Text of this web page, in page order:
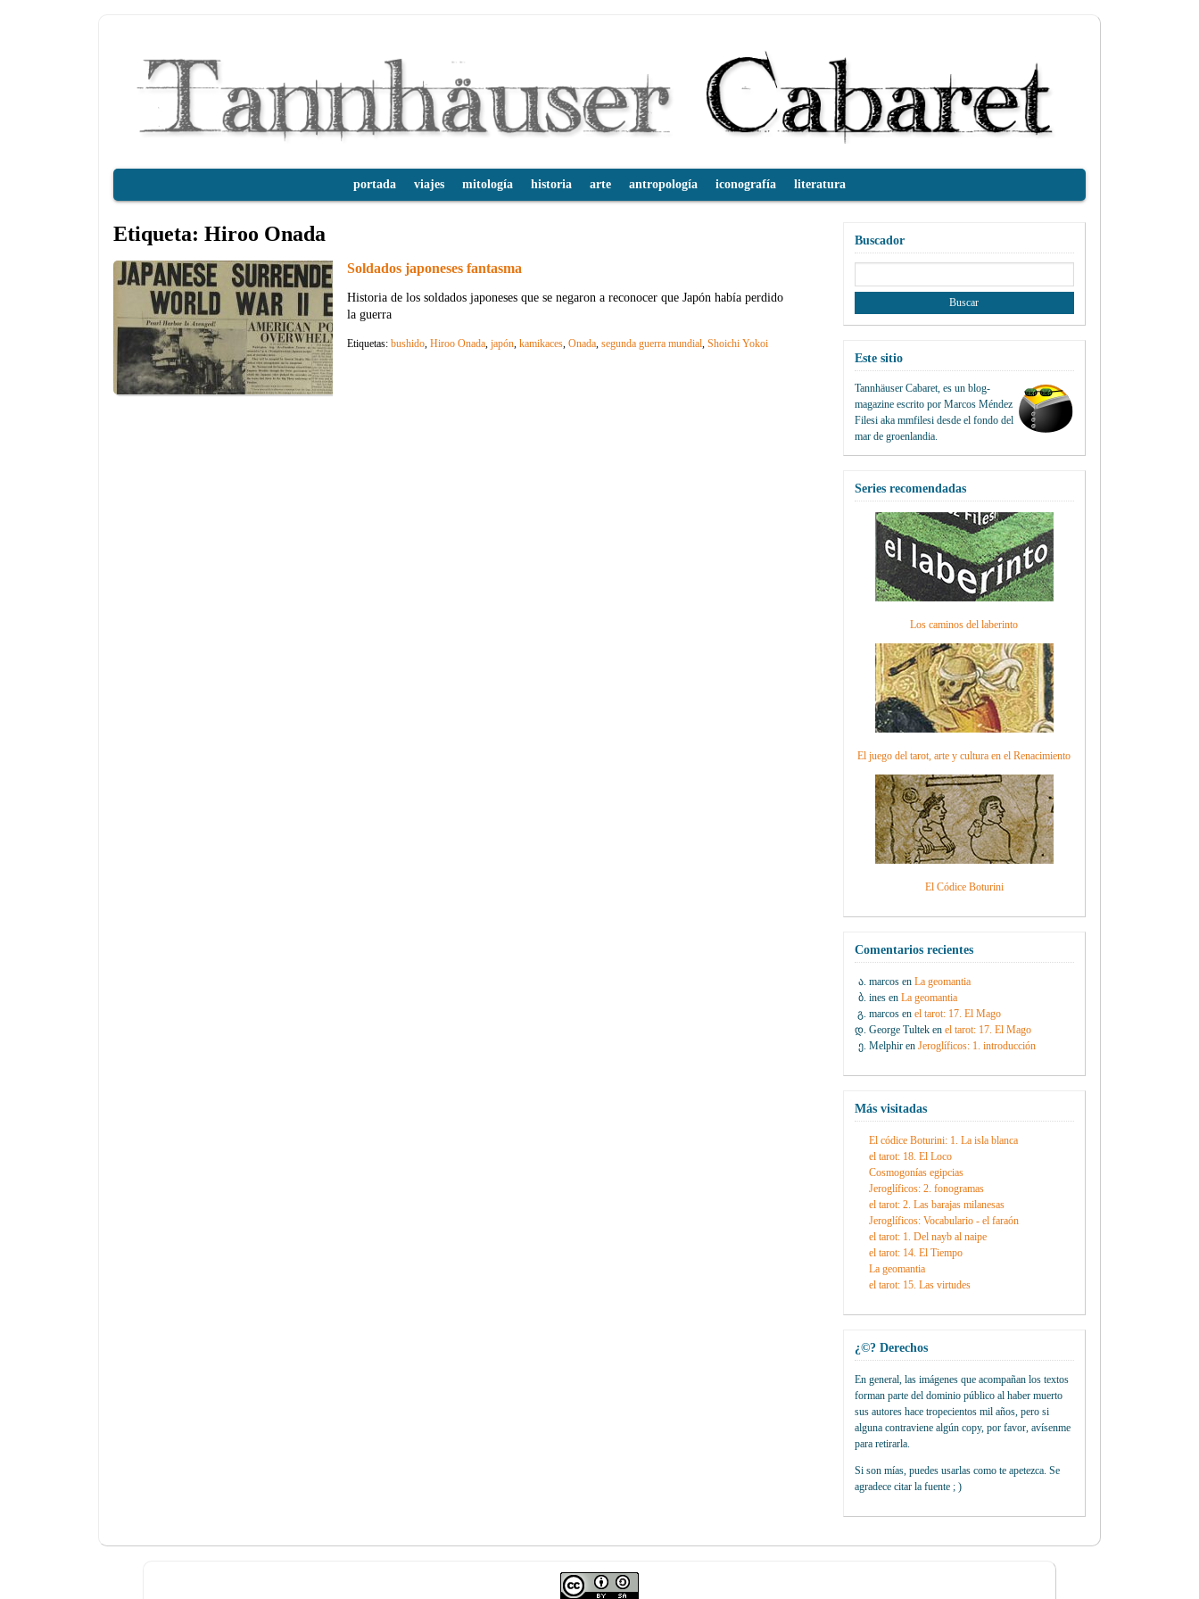
portada viajes mitología historia arte antropología iconografía literatura
Etiqueta: Hiroo Onada
Soldados japoneses fantasma
Historia de los soldados japoneses que se negaron a reconocer que Japón había perdido
la guerra
Etiquetas:bushido,Hiroo Onada,japón,kamikaces,Onada,segunda guerra mundial,Shoichi Yokoi
Buscador
Este sitio
Tannhäuser Cabaret, es un blog-
magazine escrito por Marcos Méndez
Filesiaka mmfilesi desde el fondo del
mar de groenlandia.
Series recomendadas
Los caminos del laberinto
El juego del tarot, arte y cultura en el Renacimiento
El Códice Boturini
Comentarios recientes
marcosen La geomantia
inesen La geomantia
marcosen el tarot: 17. El Mago
George Tulteken el tarot: 17. El Mago
Melphiren Jeroglíficos: 1. introducción
Más visitadas
El códice Boturini: 1. La isla blanca
el tarot: 18. El Loco
Cosmogonías egipcias
Jeroglíficos: 2. fonogramas
el tarot: 2. Las barajas milanesas
Jeroglíficos: Vocabulario - el faraón
el tarot: 1. Del nayb al naipe
el tarot: 14. El Tiempo
La geomantia
el tarot: 15. Las virtudes
¿©? Derechos
En general, las imágenes que acompañan los textos
forman parte del dominio público al haber muerto
sus autores hace tropecientos mil años, pero si
alguna contraviene algún copy, por favor, avísenme
para retirarla.
Si son mías, puedes usarlas como te apetezca. Se
agradece citar la fuente ; )